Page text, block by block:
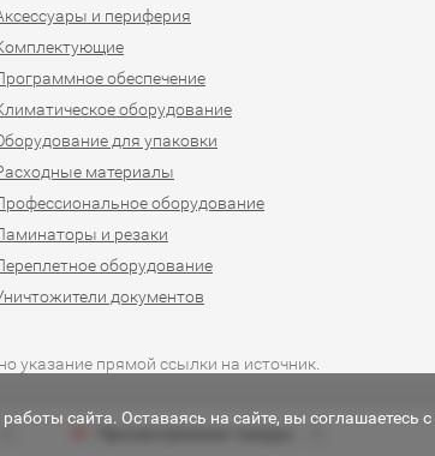
и периферия
обеспечение
оборудование
для упаковки
материалы
оборудование
и резаки
оборудование
документов
указание прямой ссылки на источник.
сайта. Оставаясь на сайте, вы соглашаетесь с